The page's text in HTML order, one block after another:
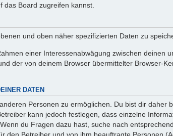
das Board zugreifen kannst.
und oben näher spezifizierten Daten zu
einer Interessenabwägung zwischen deinen
der von deinem Browser übermittelter Browser-
DATEN
Personen zu ermöglichen. Du bist dir
kann jedoch festlegen, dass einzelne
du Fragen dazu hast, suche nach